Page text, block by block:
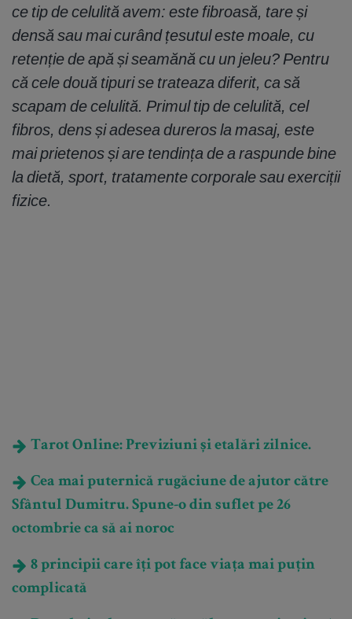
ce tip de celulită avem: este fibroasă, tare și
densă sau mai curând țesutul este moale, cu
retenție de apă și seamănă cu un jeleu? Pentru
că cele două tipuri se trateaza diferit, ca să
scapam de celulită. Primul tip de celulită, cel
fibros, dens și adesea dureros la masaj, este
mai prietenos și are tendința de a raspunde bine
la dietă, sport, tratamente corporale sau exerciții
fizice.
Tarot Online: Previziuni și etalări zilnice.
Cea mai puternică rugăciune de ajutor către
Sfântul Dumitru. Spune-o din suflet pe 26
octombrie ca să ai noroc
8 principii care îți pot face viața mai puțin
complicată